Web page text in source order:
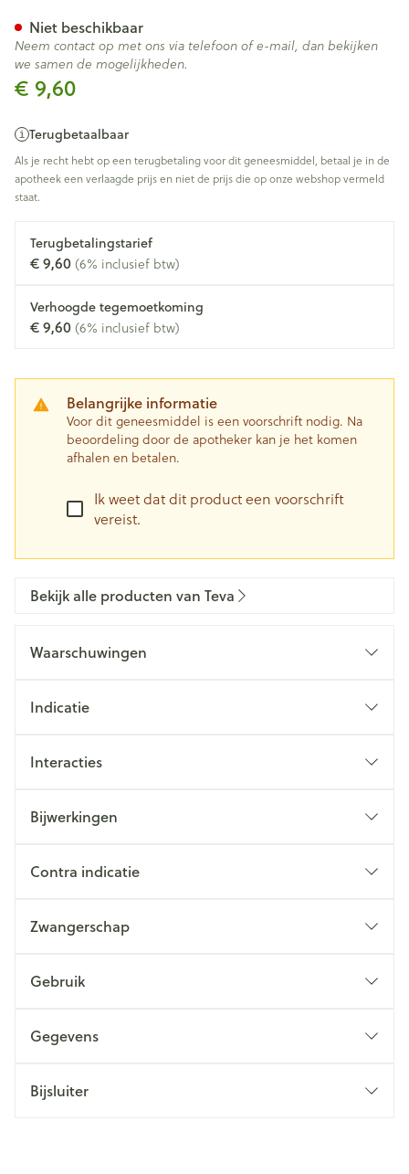
€ 9,60
Terugbetaalbaar
Als je recht hebt op een terugbetaling voor dit geneesmiddel, betaal je in de
apotheek een verlaagde prijs en niet de prijs die op onze webshop vermeld
staat.
Terugbetalingstarief
€ 9,60 (6% inclusief btw)
Verhoogde tegemoetkoming
€ 9,60 (6% inclusief btw)
Belangrijke informatie
Voor dit geneesmiddel is een voorschrift nodig. Na
beoordeling door de apotheker kan je het komen
afhalen en betalen.
Ik weet dat dit product een voorschrift
vereist.
Niet beschikbaar
Neem contact op met ons via telefoon of e-mail, dan bekijken
we samen de mogelijkheden.
Bekijk alle producten van Teva
Waarschuwingen
Indicatie
Interacties
Bijwerkingen
Contra indicatie
Zwangerschap
Gebruik
Gegevens
Bijsluiter